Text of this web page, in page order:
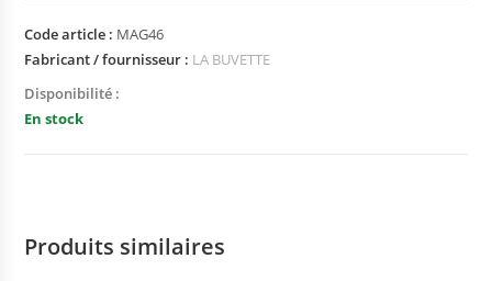
Code article : MAG46
Fabricant / fournisseur : LA BUVETTE
Disponibilité :
En stock
Produits similaires